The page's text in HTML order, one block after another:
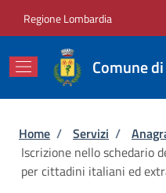
Regione Lombardia
Comune
Briciole di
Home / Servizi /
Iscrizione nello schedario
per cittadini italiani ed